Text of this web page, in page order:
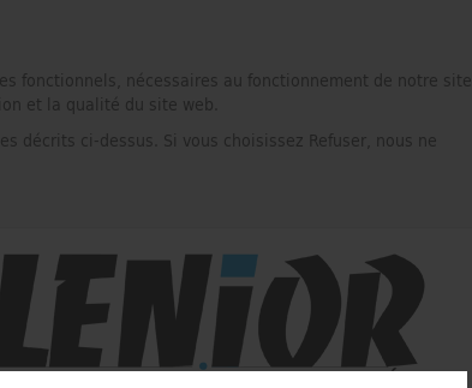
fonctionnels, nécessaires au fonctionnement de notre site
et la qualité du site web.
décrits ci-dessus. Si vous choisissez Refuser, nous ne